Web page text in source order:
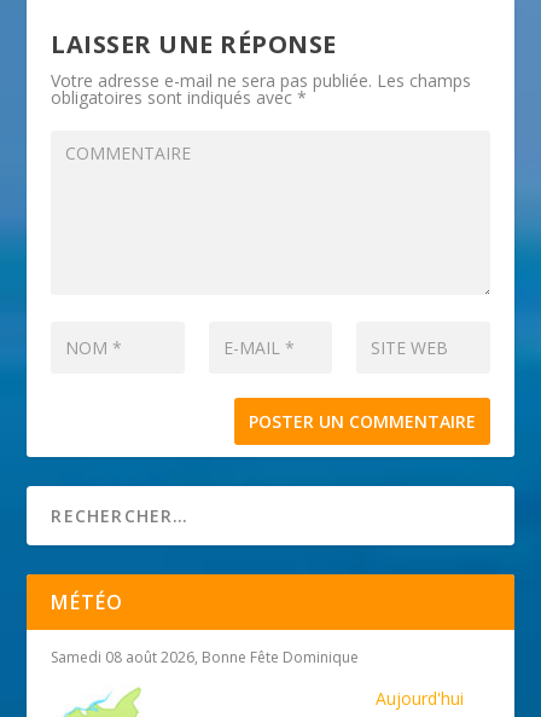
LAISSER UNE RÉPONSE
Votre adresse e-mail ne sera pas publiée. Les champs
obligatoires sont indiqués avec*
MÉTÉO
Samedi 08 août 2026, Bonne Fête Dominique
Aujourd'hui